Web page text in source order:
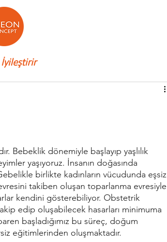
Bebeklik dönemiyle başlayıp yaşlılık
yaşıyoruz. İnsanın doğasında
birlikte kadınların vücudunda eşsiz
takiben oluşan toparlanma evresiyle
kendini gösterebiliyor. Obstetrik
edip oluşabilecek hasarları minimuma
başladığımız bu süreç, doğum
eğitimlerinden oluşmaktadır.
İyileştirir